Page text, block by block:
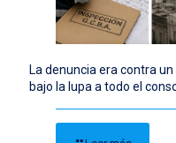
La denuncia era contra
bajo la lupa a todo el